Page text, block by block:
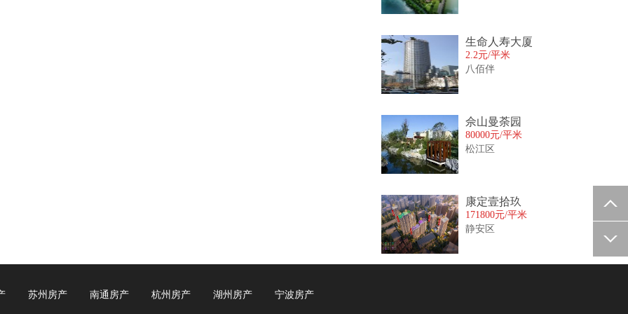
生命人寿大厦
2.2元/平米
八佰伴
佘山曼荼园
80000元/平米
松江区
康定壹拾玖
171800元/平米
静安区
苏州房产 南通房产 杭州房产 湖州房产 宁波房产